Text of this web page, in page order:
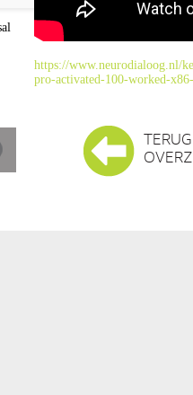
https://www.neurodialoog.nl/
pro-activated-100-worked-